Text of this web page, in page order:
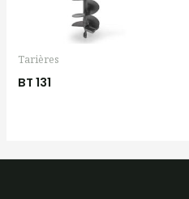
Tarières
BT 131